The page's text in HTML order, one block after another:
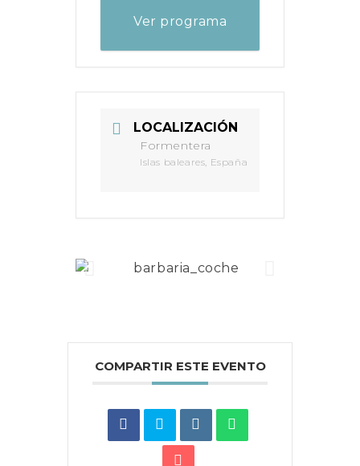
Ver programa
LOCALIZACIÓN
Formentera
Islas baleares, España
COMPARTIR ESTE EVENTO